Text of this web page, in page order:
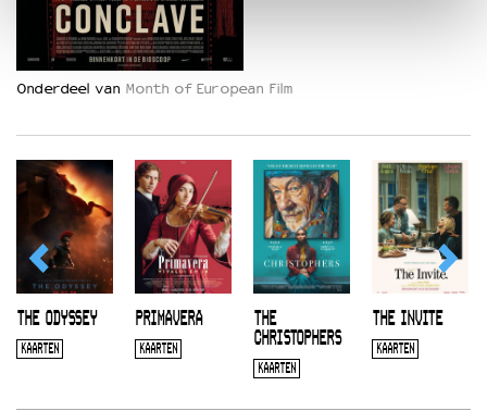
Onderdeel van Month of European Film
THE ODYSSEY
KAARTEN
PRIMAVERA
KAARTEN
THE
CHRISTOPHERS
KAARTEN
THE INVITE
KAARTEN